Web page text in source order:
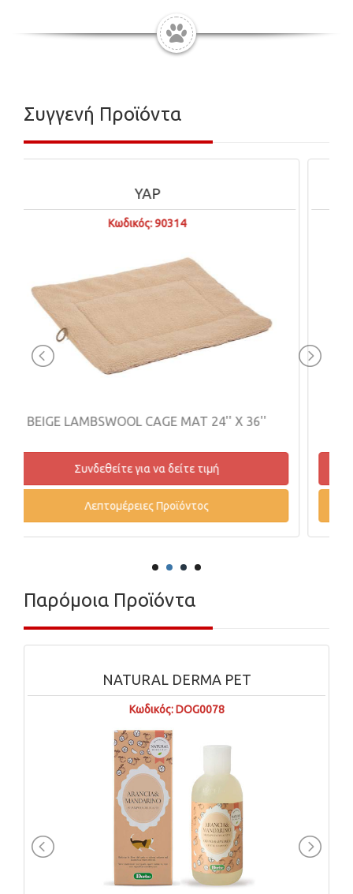
Συγγενή Προϊόντα
24'' X 36'' SKIN & COAT 70g
Συνδεθείτε για να δείτε τιμή
Λεπτομέρειες Προϊόντος
Παρόμοια Προϊόντα
NATURAL DERMA PET
Κωδικός: DOG0078